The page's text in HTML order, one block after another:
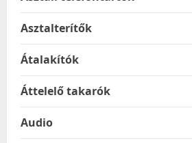
Asztalterítők
Átalakítók
Áttelelő takarók
Audio